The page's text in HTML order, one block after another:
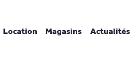
Location Magasins Actualités